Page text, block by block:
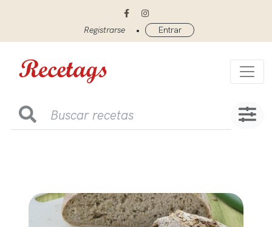
Registrarse • Entrar